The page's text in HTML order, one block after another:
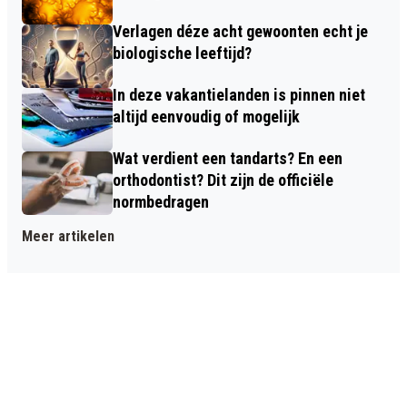
Verlagen déze acht gewoonten echt je
biologische leeftijd?
In deze vakantielanden is pinnen niet
altijd eenvoudig of mogelijk
Wat verdient een tandarts? En een
orthodontist? Dit zijn de officiële
normbedragen
Meer artikelen